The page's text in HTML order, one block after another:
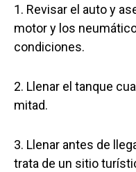
1. Revisar el auto y
motor y los
condiciones.
2. Llenar el tanque
mitad.
3. Llenar antes de
trata de un sitio